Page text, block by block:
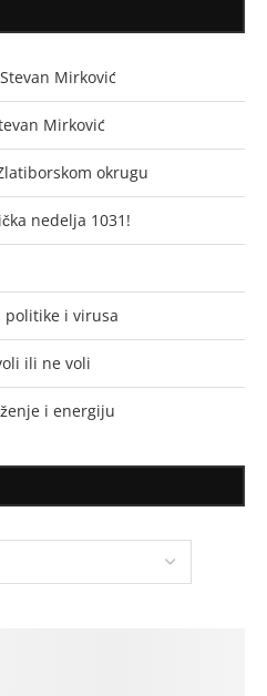
Mirković
Mirković
okrugu
nedelja 1031!
politike i virusa
ili ne voli
i energiju